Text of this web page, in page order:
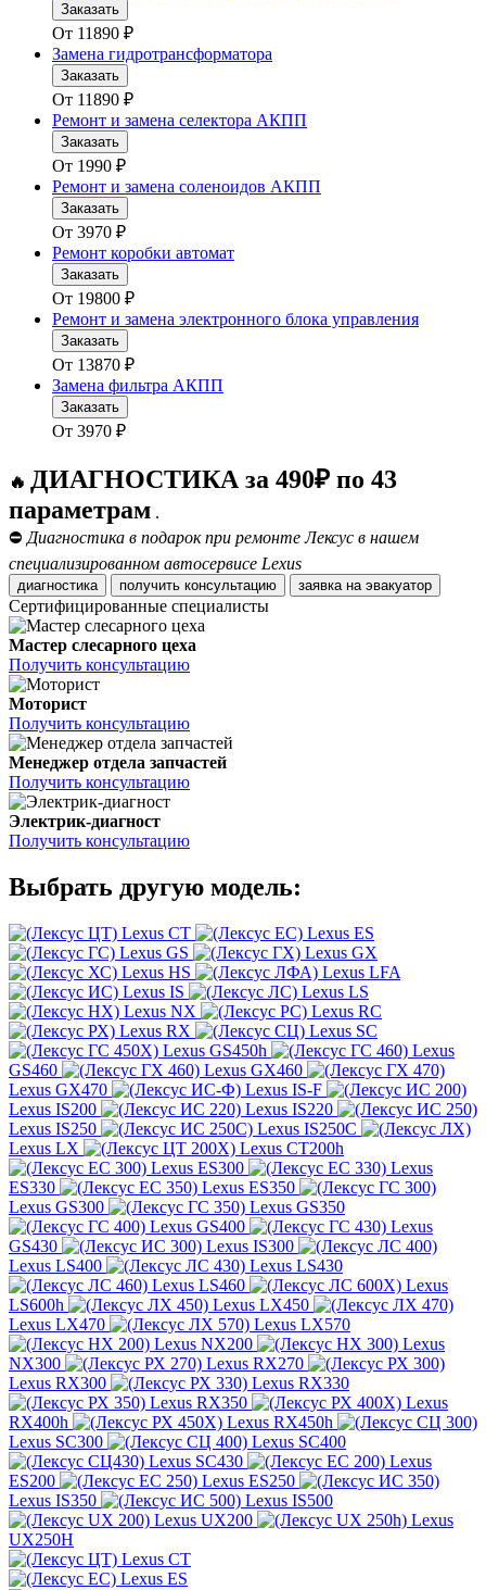
Заказать
От 11890 ₽
Замена гидротрансформатора
Заказать
От 11890 ₽
Ремонт и замена селектора АКПП
Заказать
От 1990 ₽
Ремонт и замена соленоидов АКПП
Заказать
От 3970 ₽
Ремонт коробки автомат
Заказать
От 19800 ₽
Ремонт и замена электронного блока управления
Заказать
От 13870 ₽
Замена фильтра АКПП
Заказать
От 3970 ₽
🔥 ДИАГНОСТИКА за 490₽ по 43
параметрам .
⛔ Диагностика в подарок при ремонте Лексус в нашем
специализированном автосервисе Lexus
диагностика получить консультацию заявка на эвакуатор
Сертифицированные специалисты
Мастер слесарного цеха
Получить консультацию
Моторист
Получить консультацию
Менеджер отдела запчастей
Получить консультацию
Электрик-диагност
Получить консультацию
Выбрать другую модель:
Lexus CT
Lexus ES
Lexus GS
Lexus GX
Lexus HS
Lexus LFA
Lexus IS
Lexus LS
Lexus NX
Lexus RC
Lexus RX
Lexus SC
Lexus GS450h
Lexus
GS460
Lexus GX460
Lexus GX470
Lexus IS-F
Lexus IS200
Lexus IS220
Lexus IS250
Lexus IS250C
Lexus LX
Lexus CT200h
Lexus ES300
Lexus
ES330
Lexus ES350
Lexus GS300
Lexus GS350
Lexus GS400
Lexus
GS430
Lexus IS300
Lexus LS400
Lexus LS430
Lexus LS460
Lexus
LS600h
Lexus LX450
Lexus LX470
Lexus LX570
Lexus NX200
Lexus
NX300
Lexus RX270
Lexus RX300
Lexus RX330
Lexus RX350
Lexus
RX400h
Lexus RX450h
Lexus SC300
Lexus SC400
Lexus SC430
Lexus
ES200
Lexus ES250
Lexus IS350
Lexus IS500
Lexus UX200
Lexus
UX250H
Lexus CT
Lexus ES